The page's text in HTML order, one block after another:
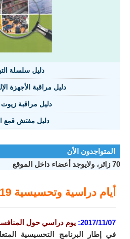
دليل سلسلة
دليل مراقبة الأجهزة
دليل مراقبة زيوت
دليل مفتش قمع
المتواجدون الأن
70 زائر، ولايوجد أعضاء داخل الموقع
أيام دراسية وتحسيسية 2019
2017/11/07: يوم دراسي حول
في إطار البرنامج التحسيسية